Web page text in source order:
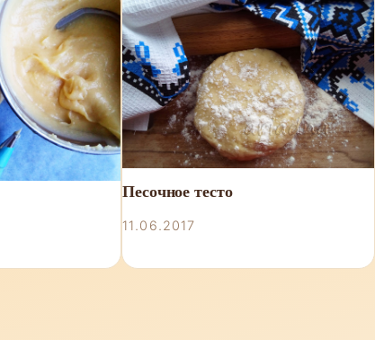
Песочное тесто
11.06.2017